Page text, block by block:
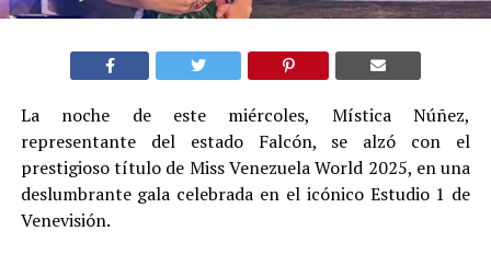
La noche de este miércoles, Mística Núñez,
representante del estado Falcón, se alzó con el
prestigioso título de Miss Venezuela World 2025, en una
deslumbrante gala celebrada en el icónico Estudio 1 de
Venevisión.